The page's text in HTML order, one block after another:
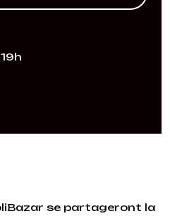
se partageront la